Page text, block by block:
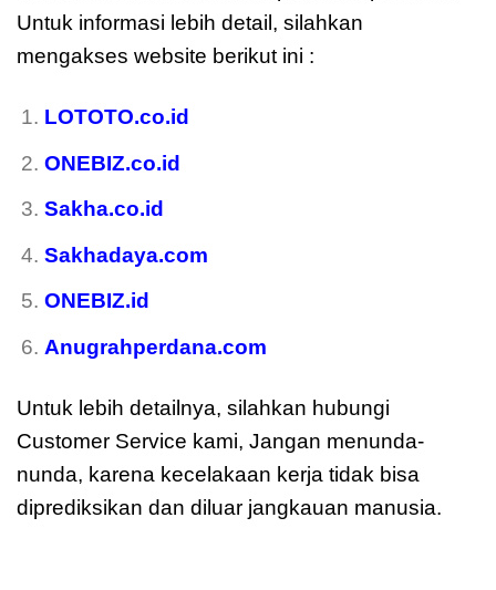
Untuk informasi lebih detail, silahkan
mengakses website berikut ini :
LOTOTO.co.id
ONEBIZ.co.id
Sakha.co.id
Sakhadaya.com
ONEBIZ.id
Anugrahperdana.com
Untuk lebih detailnya, silahkan hubungi
Customer Service kami, Jangan menunda-
nunda, karena kecelakaan kerja tidak bisa
diprediksikan dan diluar jangkauan manusia.